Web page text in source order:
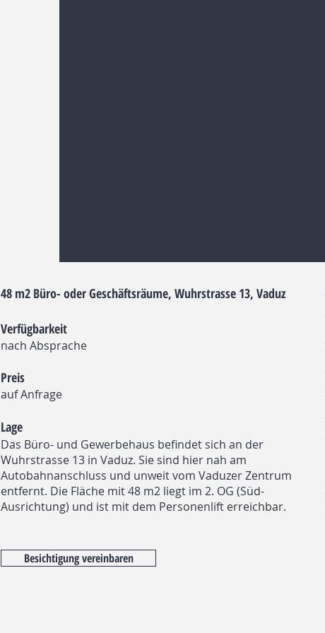
48 m2 Büro- oder Geschäftsräume, Wuhrstrasse 13, Vaduz
Verfügbarkeit
nach Absprache
Preis
auf Anfrage
Lage
Das Büro- und Gewerbehaus befindet sich an der
Wuhrstrasse 13 in Vaduz. Sie sind hier nah am
Autobahnanschluss und unweit vom Vaduzer Zentrum
entfernt. Die Fläche mit 48 m2 liegt im 2. OG (Süd-
Ausrichtung) und ist mit dem Personenlift erreichbar.
Besichtigung vereinbaren